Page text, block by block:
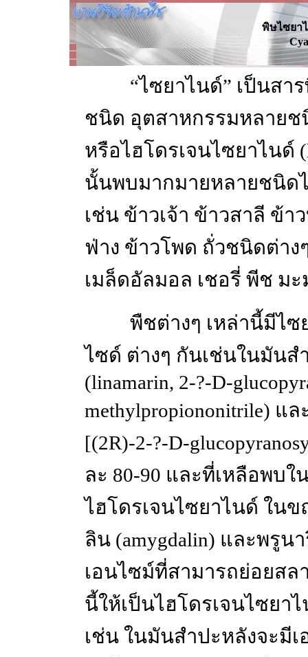
พิษไซยา
“ไซยาไนด์” เป็นส
ชนิด อุตสาหกรรมหลาย
หรือไฮโดรเจนไซยาไนด์
นั้นพบมากมายหลายชนิด
เช่น ข้าวเจ้า ข้าวสาลี ข้า
ฟ่าง ข้าวโพด ถั่วชนิดต่าง
เมล็ดอัลมอล เชอรี่ พีช ม
พืชต่างๆ เหล่านี้มีไ
ไซด์ ต่างๆ กันเช่นในมัน
(linamarin, 2-?-D-
methylpropiononitrile) แ
[(2R)-2-?-D-
ละ 80-90 และที่เหลือพบ
ไฮโดรเจนไซยาไนด์ ใน
ลิน (amygdalin) และพรูน
เอนไซม์ที่สามารถย่อยสล
นี้ให้เป็นไฮโดรเจนไซยา
เช่น ในมันสำปะหลังจะมีเ